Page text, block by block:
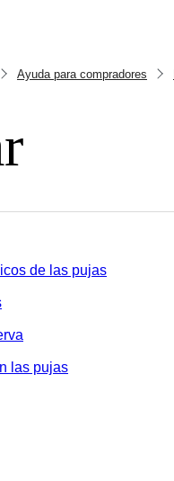
Ayuda para compradores
de las pujas
las pujas